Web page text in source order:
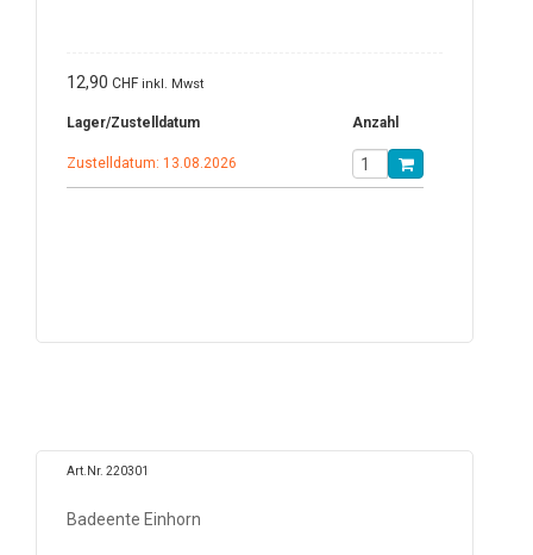
12,90 CHF inkl. Mwst
Lager/Zustelldatum Anzahl
Zustelldatum: 13.08.2026
Art.Nr. 220301
Badeente Einhorn